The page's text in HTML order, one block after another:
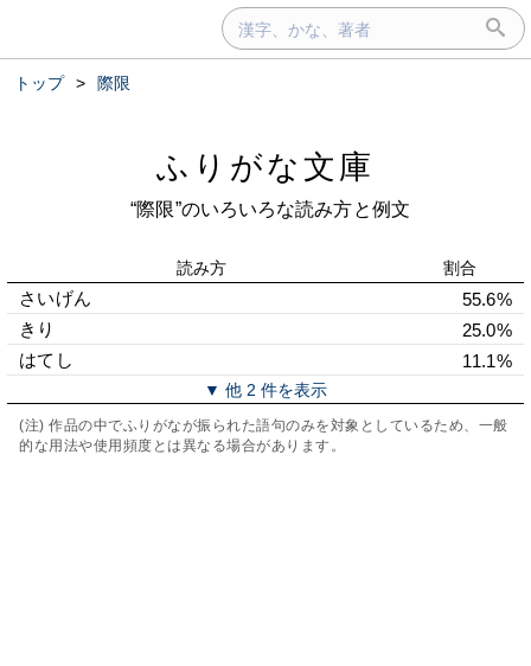
トップ > 際限
ふりがな文庫
“際限”のいろいろな読み方と例文
読み方 割合
さいげん
55.6%
きり
25.0%
はてし
11.1%
▼ 他 2 件を表示
(注) 作品の中でふりがなが振られた語句のみを対象としているため、一般
的な用法や使用頻度とは異なる場合があります。